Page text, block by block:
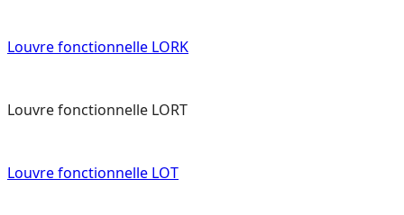
Louvre fonctionnelle LORK
Louvre fonctionnelle LORT
Louvre fonctionnelle LOT